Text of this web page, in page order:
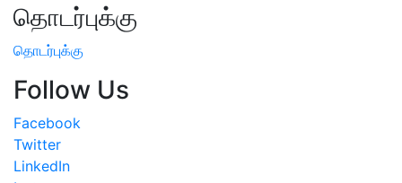
தொடர்புக்கு
தொடர்புக்கு
Follow Us
Facebook
Twitter
LinkedIn